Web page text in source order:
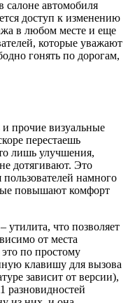
салоне автомобиля
доступ к изменению
в любом месте и еще
которые уважают
гонять по дорогам,
прочие визуальные
перестаешь
лишь улучшения,
дотягивают. Это
намного
повышают комфорт
утилита, что позволяет
от места
это по простому
клавишу для вызова
зависит от версии),
разновидностей